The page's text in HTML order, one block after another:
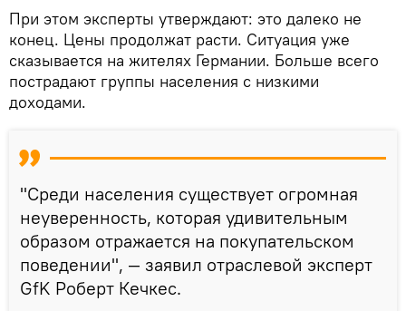
При этом эксперты утверждают: это далеко не
конец. Цены продолжат расти. Ситуация уже
сказывается на жителях Германии. Больше всего
пострадают группы населения с низкими
доходами.
"Среди населения существует огромная
неуверенность, которая удивительным
образом отражается на покупательском
поведении", — заявил отраслевой эксперт
GfK Роберт Кечкес.